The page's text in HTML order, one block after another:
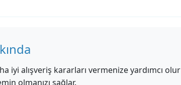
iyi alışveriş kararları vermenize yardımcı olur
olmanızı sağlar.